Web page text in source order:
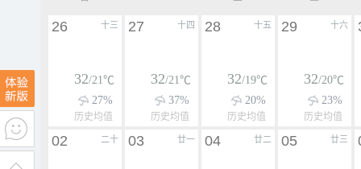
十三
26
32/21℃
27%
历史均值
十四
27
32/21℃
37%
历史均值
十五
28
32/19℃
20%
历史均值
十六
29
32/20℃
23%
历史均值
二十
02 廿一
03 廿二
04 廿三
05